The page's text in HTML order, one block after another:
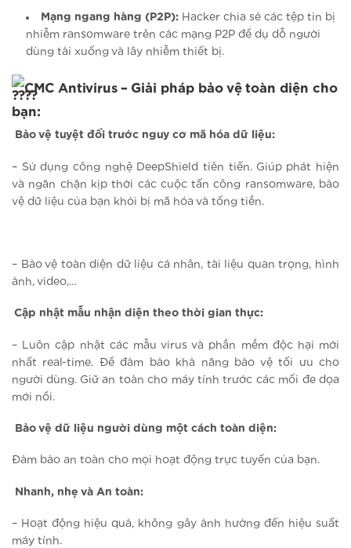
Mạng ngang hàng (P2P): Hacker chia sẻ các tệp tin bị
nhiễm ransomware trên các mạng P2P để dụ dỗ người
dùng tải xuống và lây nhiễm thiết bị.
CMC Antivirus – Giải pháp bảo vệ toàn diện cho
bạn:
Bảo vệ tuyệt đối trước nguy cơ mã hóa dữ liệu:
– Sử dụng công nghệ DeepShield tiên tiến. Giúp phát hiện
và ngăn chặn kịp thời các cuộc tấn công ransomware, bảo
vệ dữ liệu của bạn khỏi bị mã hóa và tống tiền.
– Bảo vệ toàn diện dữ liệu cá nhân, tài liệu quan trọng, hình
ảnh, video,…
Cập nhật mẫu nhận diện theo thời gian thực:
– Luôn cập nhật các mẫu virus và phần mềm độc hại mới
nhất real-time. Để đảm bảo khả năng bảo vệ tối ưu cho
người dùng. Giữ an toàn cho máy tính trước các mối đe dọa
mới nổi.
Bảo vệ dữ liệu người dùng một cách toàn diện:
Đảm bảo an toàn cho mọi hoạt động trực tuyến của bạn.
Nhanh, nhẹ và An toàn:
– Hoạt động hiệu quả, không gây ảnh hưởng đến hiệu suất
máy tính.